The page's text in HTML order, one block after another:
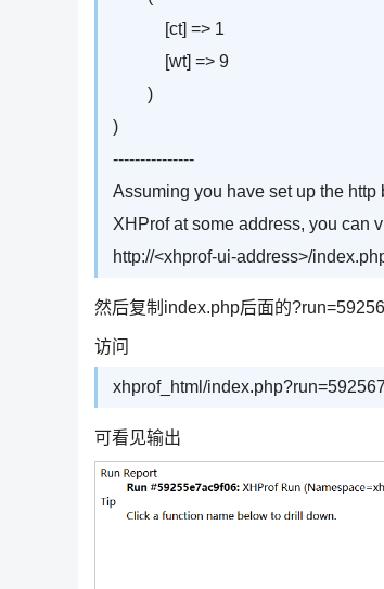
[ct] => 1
[wt] => 9
)
)
---------------
Assuming you have set up the http
XHProf at some address, you can
http://<xhprof-ui-address>/
然后复制index.php后面的
访问
xhprof_html/
可看见输出